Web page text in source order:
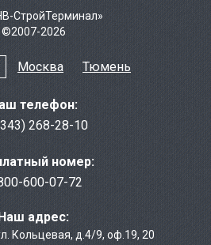
СтройТерминал»
©2007-2026
Москва Тюмень
телефон:
268-28-10
номер:
600-07-72
адрес:
Кольцевая, д.4/9,оф.19, 20